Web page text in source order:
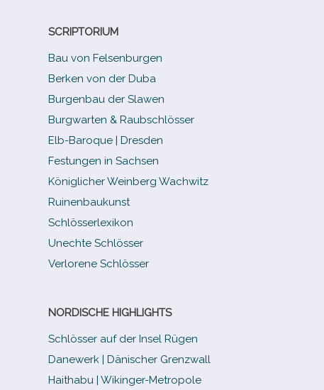
SCRIPTORIUM
Bau von Felsenburgen
Berken von der Duba
Burgenbau der Slawen
Burgwarten & Raubschlösser
Elb-​Baroque | Dresden
Festungen in Sachsen
Königlicher Weinberg Wachwitz
Ruinenbaukunst
Schlösserlexikon
Unechte Schlösser
Verlorene Schlösser
NORDISCHE HIGHLIGHTS
Schlösser auf der Insel Rügen
Danewerk | Dänischer Grenzwall
Haithabu | Wikinger-Metropole